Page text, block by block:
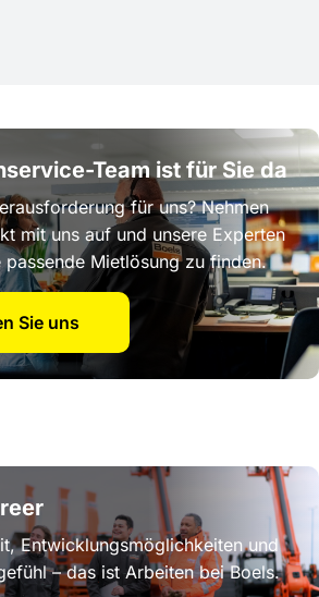
Team ist für Sie da
für uns? Nehmen
mit uns auf und unsere Experten
passende Mietlösung zu finden.
Sie uns
Entwicklungsmöglichkeiten und
– das ist Arbeiten bei Boels.